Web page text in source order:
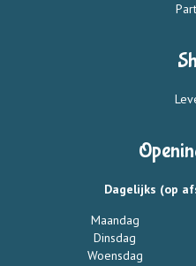
Dagelijks (op
Maandag
Dinsdag
Woensdag